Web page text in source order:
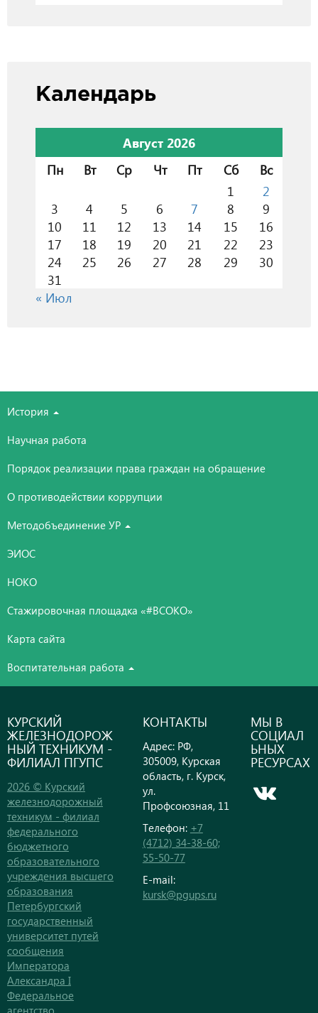
Календарь
Август 2026
Пн
Вт Ср Чт Пт Сб
Вс
1
2
3
4 5 6 7 8
9
10
11 12 13 14 15
16
17
18 19 20 21 22
23
24
25 26 27 28 29
30
31
« Июл
История
Научная работа
Порядок реализации права граждан на обращение
О противодействии коррупции
Методобъединение УР
ЭИОС
НОКО
Стажировочная площадка «#ВСОКО»
Карта сайта
Воспитательная работа
КУРСКИЙ
ЖЕЛЕЗНОДОРОЖ
НЫЙ ТЕХНИКУМ -
ФИЛИАЛ ПГУПС
2026 © Курский
железнодорожный
техникум - филиал
федерального
бюджетного
образовательного
учреждения высшего
образования
Петербургский
государственный
университет путей
сообщения
Императора
Александра I
Федеральное
агентство
КОНТАКТЫ
Адрес: РФ,
305009, Курская
область, г. Курск,
ул.
Профсоюзная, 11
Телефон: +7
(4712) 34-38-60;
55-50-77
E-mail:
kursk@pgups.ru
МЫ В
СОЦИАЛ
ЬНЫХ
РЕСУРСАХ